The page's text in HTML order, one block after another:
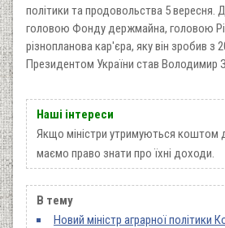
політики та продовольства 5 вересня.
головою Фонду держмайна, головою
різнопланова кар'єра, яку він зробив з
Президентом України став Володимир
Наші інтереси
Якщо міністри утримуються
маємо право знати про їхні доходи.
В тему
Новий міністр аграрної політики